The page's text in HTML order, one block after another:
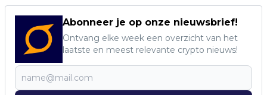
Abonneer je op onze nieuwsbrief!
Ontvang elke week een overzicht van het
laatste en meest relevante crypto nieuws!